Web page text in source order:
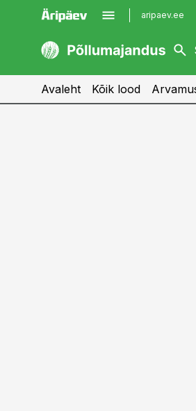
aripaev.ee
kaubandus.ee
kinnisvarauudised.ee
Avaleht Kõik lood